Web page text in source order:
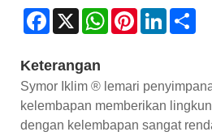
Facebook
X WhatsAppPinterestLinkedIn
Keterangan
Symor Iklim ® lemari
kelembapan memberikan
dengan kelembapan sangat